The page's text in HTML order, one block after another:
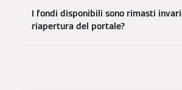
I fondi disponibili sono rimasti
riapertura del portale?